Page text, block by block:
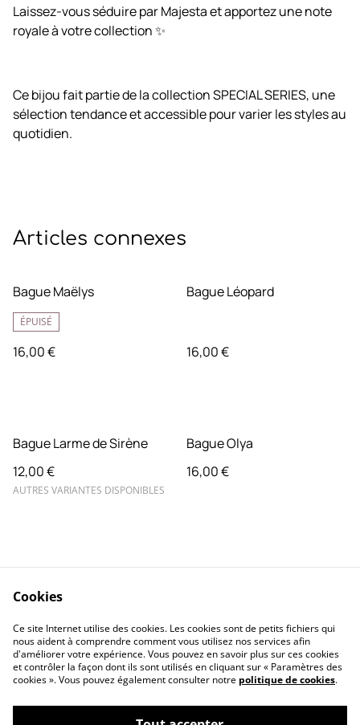
Laissez-vous séduire par Majesta et apportez une note
royale à votre collection ✨
Ce bijou fait partie de la collection SPECIAL SERIES, une
sélection tendance et accessible pour varier les styles au
quotidien.
Articles connexes
Bague Maëlys
ÉPUISÉ
16,00 €
Bague Léopard
16,00 €
Bague Larme de Sirène
12,00 €
AUTRES VARIANTES DISPONIBLES
Bague Olya
16,00 €
Contactez-nous
FAQ
Retours & Echanges
Conditions
Cookies
Ce site Internet utilise des cookies. Les cookies sont de petits fichiers qui
nous aident à comprendre comment vous utilisez nos services afin
d'améliorer votre expérience. Vous pouvez en savoir plus sur ces cookies
et contrôler la façon dont ils sont utilisés en cliquant sur « Paramètres des
cookies ». Vous pouvez également consulter notre politique de cookies.